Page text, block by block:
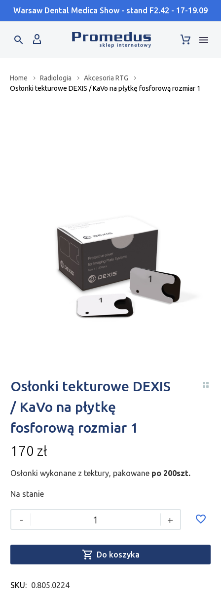
Warsaw Dental Medica Show - stand F2.42 - 17-19.09
Home Radiologia
Akcesoria RTG
Osłonki tekturowe DEXIS / KaVo na płytkę fosforową rozmiar 1
Osłonki tekturowe DEXIS
/ KaVo na płytkę
fosforową rozmiar 1
170 zł
Osłonki wykonane z tektury, pakowane po 200szt.
Na stanie
- +
 Do koszyka
SKU: 0.805.0224